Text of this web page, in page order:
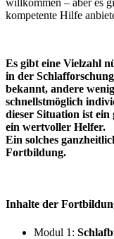
willkommen – aber es
kompetente Hilfe
Es gibt eine Vielzahl
in der
bekannt, andere
schnellstmöglich
dieser Situation ist ein
ein wertvoller Helfer.
Ein solches
Fortbildung.
Inhalte der
Modul 1: